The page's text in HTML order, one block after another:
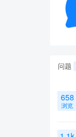
问题
658
浏览